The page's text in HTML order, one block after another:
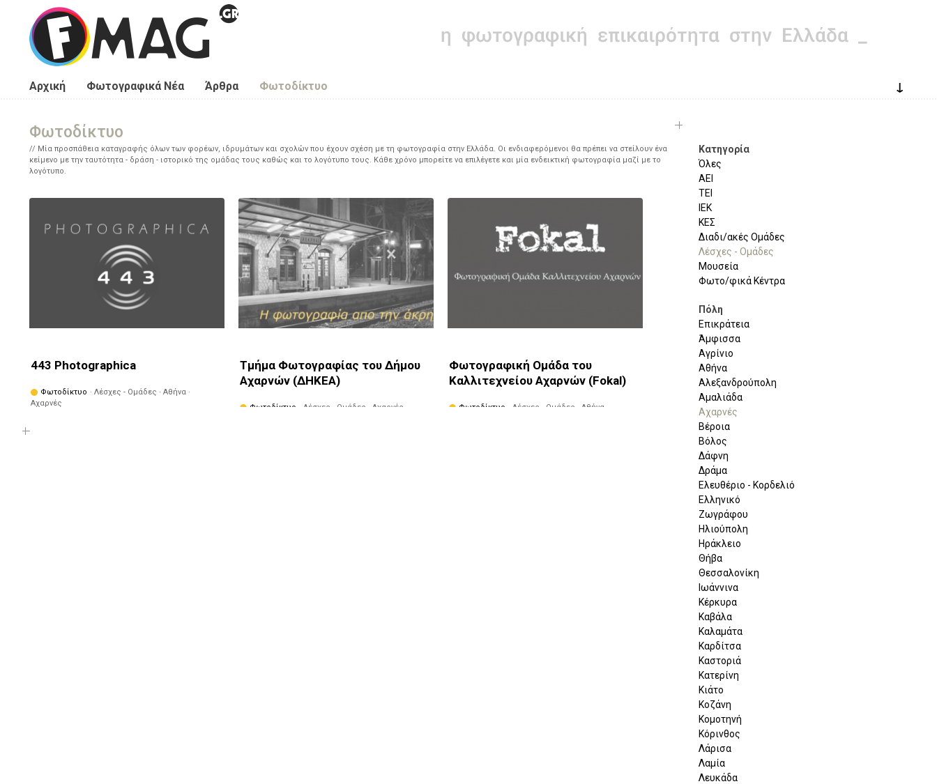
Παράκαμψη προς το κυρίως περιεχόμενο
Αρχική Φωτογραφικά Νέα Άρθρα Φωτοδίκτυο ↓
Φωτοδίκτυο
Μία προσπάθεια καταγραφής όλων των φορέων, ιδρυμάτων και σχολών που έχουν σχέση με τη φωτογραφία στην Ελλάδα. Οι ενδιαφερόμενοι θα πρέπει να στείλουν ένα
κείμενο με την ταυτότητα - δράση - ιστορικό της ομάδας τους καθώς και το λογότυπο τους. Κάθε χρόνο μπορείτε να επιλέγετε και μία ενδεικτική φωτογραφία μαζί με το
λογότυπο.
443 Photographica
Φωτοδίκτυο · Λέσχες - Ομάδες · Αθήνα ·
Αχαρνές
Τμήμα Φωτογραφίας του Δήμου
Αχαρνών (ΔΗΚΕΑ)
Φωτοδίκτυο
· Λέσχες - Ομάδες · Αχαρνές ·
Φωτογραφική Ομάδα του
Καλλιτεχνείου Αχαρνών (Fokal)
Φωτοδίκτυο
· Λέσχες - Ομάδες · Αθήνα ·
Κατηγορία
Όλες
ΑΕΙ
ΤΕΙ
ΙΕΚ
ΚΕΣ
Διαδι/ακές Ομάδες
Λέσχες - Ομάδες
Μουσεία
Φωτο/φικά Κέντρα
Πόλη
Επικράτεια
Άμφισσα
Αγρίνιο
Αθήνα
Αλεξανδρούπολη
Αμαλιάδα
Αχαρνές
Βέροια
Βόλος
Δάφνη
Δράμα
Ελευθέριο - Κορδελιό
Ελληνικό
Ζωγράφου
Ηλιούπολη
Ηράκλειο
Θήβα
Θεσσαλονίκη
Ιωάννινα
Κέρκυρα
Καβάλα
Καλαμάτα
Καρδίτσα
Καστοριά
Κατερίνη
Κιάτο
Κοζάνη
Κομοτηνή
Κόρινθος
Λάρισα
Λαμία
Λευκάδα